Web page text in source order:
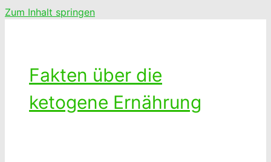
Zum Inhalt springen
Fakten über die
ketogene Ernährung